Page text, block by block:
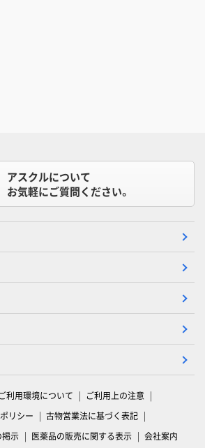
アスクルについて
お気軽にご質問ください。
ご利用環境について
ご利用上の注意
リシー
古物営業法に基づく表記
示
医薬品の販売に関する表示 会社案内